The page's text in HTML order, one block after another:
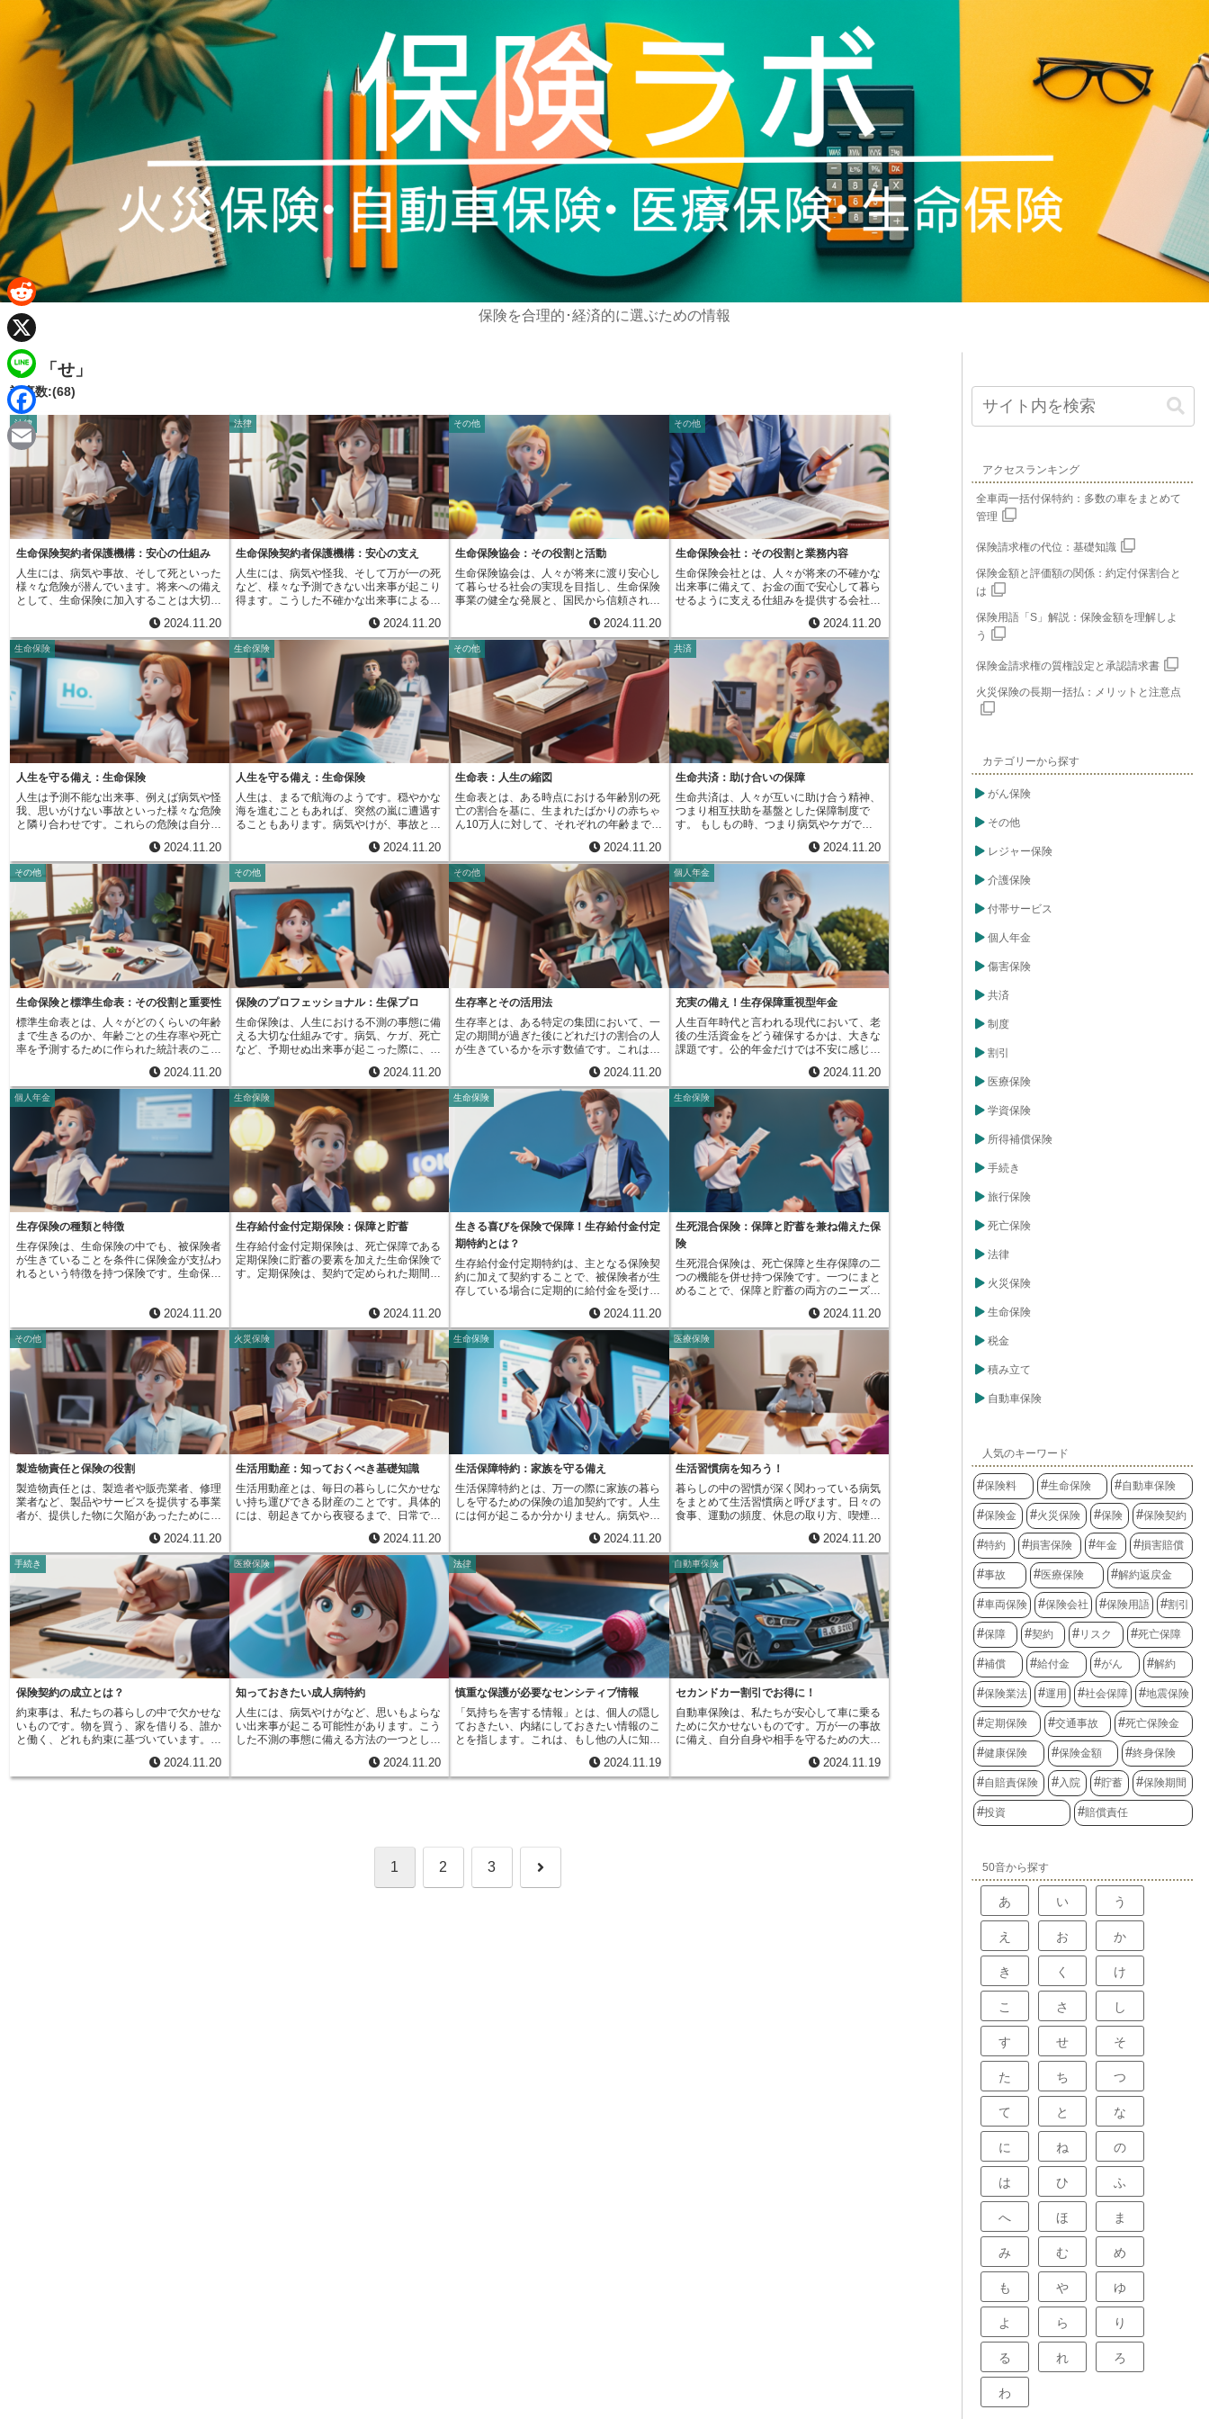
保険を合理的･経済的に選ぶための情報
「せ」
記事数:(68)
法律
生命保険契約者保護機構：安心の仕組み
人生には、病気や事故、そして死といった
様々な危険が潜んでいます。将来への備え
として、生命保険に加入することは大切な
るはずの保険会社が、経営難で事業を続け
られなくなったらどうなるのでしょうか？
保険金や給付金が受け取れなくなるので
は？という不安を抱える方もいらっしゃる
でしょう。そのような事態から契約者を守
るために存在するのが、生命保険契約者保
護機構です。この機構は、加入している保
険会社が万が一破綻した場合に、契約者の
権利を守り、生活の安定を図ることを目的
としています。生命保険会社は、法律によ
ってこの機構に加入することが義務付けら
れています。つまり、日本で営業している
なっているため、安心して生命保険に加入
することができるのです。では、具体的に
どのような保護を受けられるのでしょう
か？機構は、破綻した保険会社の責任準備
金の最大90％までを補償します。責任準備
金とは、将来の保険金や給付金の支払いに
備えて、保険会社が積み立てているお金の
ことです。例えば、あなたが受け取るはず
の保険金が100万円だった場合、機構は最
大で90万円までを補償します。ただし、責
任準備金は保険の種類や契約内容によって
異なりますので、補償される金額も契約に
よって変わることを理解しておく必要があ
ります。この生命保険契約者保護機構の存
在により、保険会社が破綻するという予期
せぬ事態に遭遇しても、契約者はある程度
の補償を受けることができます。安心して
将来設計を描き、日々の暮らしを送ること
ができるよう、この機構は重要な役割を担
っていると言えるでしょう。
2024.11.20
法律
生命保険契約者保護機構：安心の支え
人生には、病気や怪我、そして万が一の死
など、様々な予測できない出来事が起こり
得ます。こうした不確かな出来事による経
命保険は大切な役割を担っています。生命
保険に加入することで、将来への不安を軽
減し、安心して生活を送ることができると
言えるでしょう。しかし、もしも加入して
いる生命保険会社が倒産してしまったら、
せっかく備えていた保険金を受け取ること
ができないのではないか、という不安を抱
く方もいらっしゃるかもしれません。その
ような万一の事態から保険契約者を保護す
るために設立されたのが、生命保険契約者
保護機構です。この機構は、加入している
生命保険会社が経営破綻した場合に、保険
支払いを保証するという重要な役割を担っ
ています。生命保険会社は、法律によって
この機構に加入することが義務付けられて
います。つまり、日本で営業している全て
の生命保険会社はこの機構の会員であり、
その会社の保険に加入している方は、自動
的にこの機構の保護を受けることができま
す。機構の財源は、会員である生命保険会
社からの負担金によって賄われています。
万が一、生命保険会社が破綻した場合、機
構は破綻した会社の責任準備金をはじめ、
必要に応じて他の会員会社からの資金援助
なども活用し、保険契約者への支払いを確
実に行います。この仕組みのおかげで、私
たちは安心して生命保険に加入し、将来に
備えることができるのです。生命保険契約
者保護機構の存在は、私たちが安心して暮
らせる社会基盤の一つと言えるでしょう。
機構の役割を正しく理解し、生命保険を有
効に活用していくことが大切です。
2024.11.20
その他
生命保険協会：その役割と活動
生命保険協会は、人々が将来に渡り安心し
て暮らせる社会の実現を目指し、生命保険
事業の健全な発展と、国民から信頼される
ました。生命保険は、病気やケガ、死亡と
いった予期せぬ出来事が起きた際に、経済
的な負担を軽減し、生活を守るための大切
な備えです。協会は、この生命保険制度が
正しく機能し、人々の生活をしっかりと守
ることができるよう、様々な活動を行って
います。協会の活動は多岐に渡ります。ま
ず、生命保険に関する正しい知識を広める
ための啓発活動に力を入れています。セミ
ナーや講演会を開催したり、パンフレット
やウェブサイトを通じて情報を発信したり
することで、人々が生命保険の役割や仕組
ぶことができるよう支援しています。ま
た、生命保険会社が適切な事業運営を行う
ための指導や監督も行っています。これに
より、保険会社の健全性を保ち、契約者で
ある国民の利益を守っています。さらに、
社会保障制度との連携も重要な役割です。
公的保険と民間保険の役割分担を明確に
し、両者が協力することで、より充実した
保障制度の構築を目指しています。協会
は、これらの活動を通じて、国民生活の向
上に大きく貢献しています。生命保険は、
一人ひとりの人生設計を支えるとともに、
社会全体の安定にも寄与する重要な役割を
担っています。協会は、これからも国民か
ら信頼される生命保険制度の確立に向け
て、たゆまぬ努力を続けていきます。そし
て、誰もが安心して暮らせる社会の構築に
貢献していきます。
2024.11.20
その他
生命保険会社：その役割と業務内容
生命保険会社とは、人々が将来の不確かな
出来事に備えて、お金の面で安心して暮ら
せるように支える仕組みを提供する会社で
命保険業を営むことができ、その認可は内
閣総理大臣によって行われます。これは保
険業法という法律に基づいており、勝手に
生命保険業を営むことはできません。生命
保険会社は、契約を結んだ人と約束事を交
わします。この約束事は、契約者が亡くな
った時や、重い怪我や病気でそれ以上働け
なくなった時に、あらかじめ決めておいた
お金を、家族や本人に支払うというもので
す。生命保険会社は、こうしたお金の支払
いを通じて、人々が予期せぬ出来事によっ
て経済的に苦しくなるのを防ぎます。例え
れた家族の生活は大きな不安に直面しま
す。生命保険はそのような時に、残された
家族の生活を守るための大きな支えとなり
ます。また、近年では、亡くなった時の保
障だけでなく、病気や怪我で入院した時の
費用を保障するものや、老後の生活資金を
年金として受け取れるものなど、様々な種
類が登場しています。人々の暮らしが多様
化する中で、それぞれの状況に合わせた商
品を選ぶことができるようになっていま
す。このように生命保険は、人々が将来の
生活設計を考える上で、なくてはならない
ものとなっています。生命保険会社は、契
約者から集めたお金を大切に管理し、将来
の支払いに備える責任があります。集めた
お金は、安全かつ着実に運用されなければ
なりません。これは、契約者の信頼を守
り、生命保険制度全体がしっかりと機能し
ていくために、非常に大切なことです。
2024.11.20
生命保険
人生を守る備え：生命保険
人生は予測不能な出来事、例えば病気や怪
我、思いがけない事故といった様々な危険
と隣り合わせです。これらの危険は自分自
な影を落とす可能性があります。例えば、
家庭で主に収入を得ている人が病気や事故
で働けなくなると、たちまち家族の暮らし
は経済的に苦しくなるかもしれません。生
命保険は、このような思いがけない事態に
備えるための大切な役割を担っています。
万が一のことが起きた時でも、残された家
族が安心して暮らせるよう、お金の面で支
えとなるのです。具体的には、死亡保険金
によって残された家族の生活費や住宅ロー
ンの返済などを保障することができます。
また、入院や手術が必要になった場合に備
金の準備に役立つ貯蓄性の高い保険など、
様々な種類があります。生命保険は、一人
ひとりの状況や将来設計に合わせて選ぶこ
とが重要です。例えば、小さな子どもがい
る家庭では、万一の場合に備えて十分な死
亡保障を確保することが大切です。また、
老後の生活に不安がある方は、年金のよう
に定期的に収入を得られるタイプの保険を
検討するのも良いでしょう。さらに、医療
費の負担を軽減したい方は、入院や手術の
費用を保障する医療保険への加入を検討す
る価値があります。このように、生命保険
には様々な種類があり、保障内容も多岐に
わたります。自分に合った保険を選ぶため
には、保険の専門家に相談したり、複数の
保険商品を比較検討したりすることが大切
です。将来への備えとして、生命保険を賢
く活用しましょう。
2024.11.20
生命保険
人生を守る備え：生命保険
人生は、まるで航海のようです。穏やかな
海を進むこともあれば、突然の嵐に遭遇す
ることもあります。病気やけが、事故とい
う航海における嵐のようなものです。これ
らの出来事は、私たちの生活に大きな影響
を与え、場合によっては生活の基盤そのも
のを揺るがす可能性も秘めています。例え
ば、突然の病気やけがは、医療費や入院費
といった経済的な負担を強いるだけでな
く、働くことができなくなることで収入が
途絶えてしまうかもしれません。また、家
族の大黒柱が不慮の事故で亡くなってしま
った場合、残された家族の生活は大きな不
安に直面することになります。愛する家族
を守るためにも、将来起こりうるリスクに
重要な課題です。このようなリスクに備え
るための方法の一つとして、生命保険があ
ります。生命保険は、万一の際に家族の生
活を守ってくれる大切な役割を担っていま
す。例えば、死亡保険金は、残された家族
の生活費や住宅ローンの返済などに充てる
ことができます。また、医療保険は、病気
やけがによる入院費や手術費などの負担を
軽減してくれます。さらに、がん保険や介
護保険など、特定の病気や状況に備えた保
険も存在します。生命保険は、様々な種類
があり、保障内容も様々です。そのため、
自分のライフスタイルや家族構成、経済状
況などに合わせて、最適な保険を選ぶこと
が大切です。保険を選ぶ際には、保障内容
だけでなく、保険料の負担額についても十
分に検討する必要があります。安心して毎
日を過ごすためにも、生命保険についてし
っかりと理解し、自分に合った保険に加入
う。人生という航海を安全に進んでいくた
ちにとっての大切な羅針盤となるのです。
2024.11.20
その他
生命表：人生の縮図
生命表とは、ある時点における年齢別の死
亡の割合を基に、生まれたばかりの赤ちゃ
ん10万人に対して、それぞれの年齢まで生
とめた表のことです。この表は、人生をぎ
ゅっと凝縮したように表現したものとも言
え、人がどの年齢でどれくらいの人が亡く
なるのかという、生きる事と死ぬ事の移り
変わりを数字で示しています。生命表は
「死亡表」とも呼ばれ、人口の統計や公衆
衛生の学問、そして保険の計算など、色々
な分野で使われています。特に生命保険を
取り扱う会社では、保険料を計算する際の
重要な資料として使われています。生命表
の作成には、国が発表する人口動態統計が
用いられます。人口動態統計は出生数や死
減に関する基本的な統計です。生命表は、
この統計をもとに、各年齢における死亡率
を算出し、10万人が生まれたと仮定したと
きに、各年齢まで何人生き残り、何人が亡
くなるのかを計算します。例えば、0歳の
死亡率が0.2%だとすると、10万人のうち
200人が1歳になる前に亡くなると予測さ
れます。そして、9万9800人が1歳まで生
き残ると計算されます。これを各年齢につ
いて繰り返すことで、生命表が完成しま
す。生命表は、単なる統計の数字の集まり
ではなく、社会全体の健康状態や平均寿命
の変化を映し出す鏡のようなものです。平
均寿命が延びれば、高齢まで生存する人の
数が増え、生命表にもその変化が反映され
ます。また、特定の病気による死亡率が低
下すれば、その年齢の生存率が向上しま
す。このように、生命表は社会の状況を反
映し、私たちの暮らしに深く関わっている
と言えるでしょう。保険料の算出だけでな
く、医療政策や福祉政策など、様々な分野
で活用され、私たちの生活を支えているの
2024.11.20
共済
生命共済：助け合いの保障
生命共済は、人々が互いに助け合う精神、
つまり相互扶助を基盤とした保障制度で
す。 もしもの時、つまり病気やケガで入
てしまったりした場合に、共済金を受け取
ることができます。これは、加入者一人ひ
とりが毎月少しずつお金を出し合い、困っ
ている仲間をみんなで支える仕組みです。
まるで、昔ながらの村落共同体のように、
困った時はお互い様という精神で成り立っ
ています。生命共済は、営利を目的として
いない点が大きな特徴です。 加入者から
集めたお金は、共済金の支払いや事業運営
のために使われ、余剰金が出た場合は、加
入者に還元されたり、共済事業の充実のた
めに使われます。 これは、営利を追求す
生命保険会社は、集めたお金から利益を出
し、株主に配当金を支払う必要があります
が、生命共済は加入者全体の利益のために
運営されているため、より加入者に寄り添
った運営が期待できます。生命共済は、組
合員一人ひとりの加入によって成り立って
います。加入者は、共済制度の運営に参加
する権利を持ち、総会などを通して、運営
方針に意見を反映させることができます。
これは、加入者自身によって運営されてい
るという、生命共済ならではの大きなメリ
ットと言えるでしょう。現代社会におい
て、病気やケガ、死亡といった不測の事態
は誰にでも起こり得ます。 生命共済は、
そのようなリスクに備え、安心して暮らせ
るように、人々が支え合う仕組みを提供し
ています。まさに、相互扶助の精神を現代
に受け継いだ制度と言えるでしょう。
2024.11.20
その他
生命保険と標準生命表：その役割と重要性
標準生命表とは、人々がどのくらいの年齢
まで生きるのか、年齢ごとの生存率や死亡
率を予測するために作られた統計表のこと
険料を計算します。将来、保険金が支払わ
れる確率を正しく見積もるために、なくて
はならないものなのです。この表を作るに
は、たくさんの人の過去の死亡記録を使い
ます。国や地域、性別ごとに集められた膨
大な資料をもとに、各年齢における死亡率
を算出しています。一般的には年齢を重ね
るごとに死亡率は高くなりますが、医療の
進歩など様々な要因によって変化すること
もあります。標準生命表は、ただ統計的に
死亡率をまとめただけの表ではありませ
ん。生命保険料を計算する上で公平な基準
この表がなければ、保険会社は適切な保険
料を設定することが難しくなり、加入者に
とって不公平な負担が生じる可能性もあり
安定性を保つ上で欠かせないものとなって
います。標準生命表は定期的に見直され、
更新されます。これは社会状況の変化や医
療技術の進歩などによって、人々の寿命や
死亡率の傾向が変化するためです。常に最
新の情報を反映することで、より正確な死
亡率を予測し、適切な保険料を設定できる
ようにしています。標準生命表の用途は生
命保険の分野だけにとどまりません。年金
制度の設計や人口の将来予測など、様々な
分野で広く活用されています。私たちの生
活に深く関わり、社会保障制度全体を支え
る重要な役割を果たしていると言えるでし
ょう。
2024.11.20
その他
保険のプロフェッショナル：生保プロ
生命保険は、人生における不測の事態に備
える大切な仕組みです。病気、ケガ、死亡
など、予期せぬ出来事が起こった際に、経
おいて重要な役割を担っています。しか
し、生命保険商品は種類が多く、保障内容
や特約も複雑なため、自分に最適な保険を
選ぶのは容易ではありません。そこで、生
命保険の専門家である「生保プロ」の登場
です。「生保プロ」とは、生命保険を専門
に取り扱う代理店、もしくは生命保険販売
を主な業務とする代理店のことを指しま
す。彼らは生命保険のプロフェッショナル
として、お客様一人ひとりの状況やニーズ
を丁寧にヒアリングし、最適な保険プラン
を提案してくれます。生保プロの大きなメ
取り扱っている点です。特定の保険会社に
所属する担当者とは異なり、幅広い商品の
中から比較検討できます。そのため、保険
慮しながら、本当に自分に合った保険を選
ぶことが可能となります。また、生保プロ
は、複雑な保険商品を分かりやすく説明す
ることに長けています。専門用語を避け、
お客様の理解度に合わせた丁寧な説明を心
がけています。保険に加入する際の不安や
疑問を解消し、安心して契約できるようサ
ポートしてくれます。さらに、人生の転
機、例えば結婚、出産、住宅購入など、ラ
イフステージの変化に伴い、必要な保障内
容も変わってきます。生保プロは、定期的
な見直しを提案し、お客様のライフプラン
に合わせた最適な保障を継続的に提供して
くれます。保険は、万一の際に家族を守
り、将来の不安を軽減するためのもので
す。生保プロの力を借りて、自分に最適な
保険を選び、安心できる人生設計を送りま
2024.11.20
その他
生存率とその活用法
生存率とは、ある特定の集団において、一
定の期間が過ぎた後にどれだけの割合の人
が生きているかを示す数値です。これは、
たか、あるいは特定の手術の後、どれくら
い生きることができたかといったことを予
測する際に用いられます。この数値は、一
般的に百分率で示されます。例えば、５年
生存率が８０％というのは、診断を受けて
から５年後も生きている人の割合が８０％
であることを意味します。この生存率は、
病気の経過の見通しを立てたり、治療の方
法を決める上で、また医療の研究を進める
上でも、なくてはならない情報源となって
います。しかし、いくつか注意すべき点が
あります。まず、生存率は過去の情報に基
づいて計算されているため、将来どれくら
い生きられるかを保証するものではありま
せん。一人一人の体の状態や治療方法の進
歩など、様々な理由によって、実際に生き
られる期間は変わる可能性があります。ま
た、生存率は統計的な指標であるため、
個々の場合にそのまま当てはまるものでは
ありません。つまり、平均的な傾向を示す
ものであり、特定の個人が必ずその通りに
なるとは限らないということです。例え
ば、５年生存率が８０％であっても、同じ
病気と診断された人全員が５年以上生きら
れるわけではなく、逆に２０％の人は５年
以内に亡くなってしまう可能性があるとい
うことです。ですから、生存率はあくまで
も参考情報として捉え、医師とよく相談し
ながら、自分自身の状況に合わせた治療方
針や生活設計を考えることが大切です。生
存率は、多くの人の情報をまとめた統計的
な数値であることを理解し、過度に楽観視
したり、悲観視したりすることなく、冷静
に受け止めることが重要です。
2024.11.20
個人年金
充実の備え！生存保障重視型年金
人生百年時代と言われる現代において、老
後の生活資金をどう確保するかは、大きな
課題です。公的年金だけでは不安に感じる
保険への関心が高まっています。その中で
も、「生存保障重視型」は、生きている間
の保障に重点を置いた個人年金保険です。
従来の個人年金保険は、万が一の時のため
の死亡保障も重要な要素でした。しかし、
生存保障重視型は、長生きすることによる
経済的な不安の軽減に主眼を置いていま
す。つまり、受け取る年金の金額をより多
く設定することで、老後の生活を安定的に
送れるように設計されているのです。具体
的には、契約者が生存している限り、一定
期間または終身、年金を受け取ることがで
きます。そのため、長生きすればするほ
ど、受け取る年金の総額は大きくなりま
す。公的年金に上乗せすることで、ゆとり
ある老後生活を送るための資金として活用
できます。また、病気やケガで働けなくな
った場合の備えとしても有効です。ただ
し、死亡保障は最低限、もしくは全く無い
場合もあるため、遺族への保障を重視する
場合は、他の保険商品と組み合わせるなど
の検討が必要です。将来のライフプランや
経済状況に合わせて、ご自身に合った保障
内容を選ぶことが大切です。生存保障重視
型は、老後の生活資金を確保することに重
点を置いた商品ですので、長生きリスクへ
の備えとして検討してみてはいかがでしょ
うか。
2024.11.20
個人年金
生存保険の種類と特徴
生存保険は、生命保険の中でも、被保険者
が生きていることを条件に保険金が支払わ
れるという特徴を持つ保険です。生命保険
保険は、契約で定められた期間の終わりま
で被保険者が生存していた場合に、保険金
を受け取ることができます。この保険は、
生きているという事実自体が保険金支払い
の条件となるため、病気やケガによる入院
などとは保障の目的が異なります。将来の
出来事に対して計画的に備えるための資金
づくりに向いており、老後の生活費や子供
の教育費など、様々な目的で活用できま
す。例えば、子供が大学に進学する時の学
費を準備するために、今から加入しておく
ことも可能です。将来のライフイベントに
合わせて、必要な時期にまとまったお金を
受け取れるため、計画的に人生設計を進め
る上で大きな助けとなります。子供が将来
独立する時に贈与する資金として利用す
る、といった使い方も考えられます。ま
た、保険の種類によっては、契約を途中で
解約した場合でも、解約返戻金を受け取れ
るものもあります。急な出費が必要になっ
た時などに、この解約返戻金は役立ちま
す。ただし、全ての生存保険が解約返戻金
を持つわけではありません。さらに、解約
返戻金を受け取れる場合でも、払い込んだ
保険料の総額よりも少ない金額しか戻って
こない場合もあります。そのため、契約を
結ぶ前に、契約内容をしっかりと確認して
おくことが大切です。保障内容だけでな
く、解約時の条件なども含めて、きちんと
理解した上で加入を検討しましょう。
2024.11.20
生命保険
生存給付金付定期保険：保障と貯蓄
生存給付金付定期保険は、死亡保障である
定期保険に貯蓄の要素を加えた生命保険で
す。定期保険は、契約で定められた期間中
で、生存給付金付定期保険は、契約期間中
に被保険者が生存していた場合にも、一定
期間ごとに生存給付金を受け取ることがで
きます。この生存給付金は、例えば３年ご
と、５年ごとといった一定の期間で受け取
ることが設定されており、その金額は保険
会社や契約内容によって異なります。一般
的には１０万円や２０万円といった金額が
設定されていることが多いです。この生存
給付金は、子どもの教育資金や住宅購入資
金、老後の生活資金など、将来の様々なラ
イフイベントに活用することができます。
受け取った給付金をすぐに使うこともでき
ますし、将来のために貯蓄しておくことも
可能です。一部の保険会社では、受け取っ
た給付金をそのまま保険会社に預けておく
ことで、利息を付けて運用できる場合もあ
ります。生存給付金付定期保険は、定期保
険の保障に加えて、計画的に貯蓄ができる
というメリットがあります。しかし、通常
の定期保険に比べて保険料が高くなる傾向
があります。そのため、必要な保障額や将
来の資金計画などを考慮し、自身に合った
保険を選ぶことが大切です。保障内容や保
険料、給付金の受け取り方など、詳しい内
容は各保険会社の商品概要や約款などで確
認するようにしましょう。
2024.11.20
生命保険
生きる喜びを保険で保障！生存給付金付定
期特約とは？
生存給付金付定期特約は、主となる保険契
約に加えて契約することで、被保険者が生
存している場合に定期的に給付金を受け取
際の保障に加えて、人生における様々な出
来事や将来の計画に活用できる資金を準備
できるという利点があります。この特約で
受け取ることができる生存給付金は、お子
さんの教育資金として学校へ入る費用や、
住宅購入時の頭金、あるいは老後の生活資
金など、様々な目的に利用できます。例え
ば、お子さんが大学に進学する際に必要と
なる入学金や授業料に充てる、住宅ローン
を組む際の頭金の一部に充てて月々の返済
額を軽減する、あるいは老後の生活費の足
しにするなど、将来のライフプランに合わ
期特約は単独では契約できず、必ず他の保
険契約に付加する形で利用します。例え
ば、死亡保障を主契約とした生命保険など
に付加する形で契約します。保障内容や給
付金の受け取り方法は契約によって様々で
すので、ご自身の状況や希望に合ったもの
を選ぶことが大切です。契約時には、給付
金の受け取り時期（例えば、毎年、数年ご
と、または特定の年齢到達時など）や回
数、そして金額などをしっかりと確認しま
しょう。受け取り時期や回数は、契約内容
によって、例えば、契約から一定期間経過
後、毎年受け取れる場合や、数年に一度ま
とめて受け取れる場合、あるいは特定の年
齢に到達した時などに受け取れる場合があ
ります。また、給付金の金額も契約によっ
て異なります。将来のライフプランを踏ま
え、必要な時期に必要な金額を受け取れる
ように、担当者とよく相談し、ご自身に最
実現のために、この特約を有効に活用する
ことを検討してみてはいかがでしょうか。
2024.11.20
生命保険
生死混合保険：保障と貯蓄を兼ね備えた保
険
生死混合保険は、死亡保障と生存保障の二
つの機能を併せ持つ保険です。一つにまと
めることで、保障と貯蓄の両方のニーズに
ついて説明します。保険期間中に、被保険
者が不幸にも亡くなってしまった場合、ま
たは病気やケガによって高度障害状態にな
ってしまった場合に、死亡保険金が受取人
に支払われます。これは、残された家族の
生活費や住宅ローンの返済など、不測の事
態による経済的な負担を軽減するための備
えとなります。次に、生存保障について説
明します。契約時に将来の特定の時期、例
えば10年後や20年後といった満期日を定
めておきます。その満期日に被保険者が生
存していた場合、生存保険金が支払われま
住宅の購入資金、老後の生活資金など、将
来の様々なライフイベントに活用すること
ができます。人生設計に合わせて計画的に
資金を準備できるというメリットがありま
す。このように、生死混合保険は、万一の
場合の備えと将来のための資金づくりを同
時に行えるという利点があります。例え
ば、子供が生まれたばかりで教育資金を準
備したいけれど、万一の場合の備えもして
おきたいという若い世代のご夫婦や、老後
の生活資金を準備しながら、残された家族
への備えも考えておきたいという方に向い
ていると言えるでしょう。ただし、保険料
は死亡保障のみの保険に比べて高額になる
傾向があります。また、中途解約すると、
払い込んだ保険料よりも受け取れる金額が
少なくなる場合があるので、契約内容をよ
く確認することが大切です。
2024.11.20
その他
製造物責任と保険の役割
製造物責任とは、製造者や販売業者、修理
業者など、製品やサービスを提供する事業
者が、提供した物に欠陥があったために、
財産に損害を与えてしまった場合に、その
事業者が負うべき法的責任のことを指しま
す。この制度は、消費者を保護するために
重要な役割を果たしており、事業者には安
全な製品やサービスを提供する責任がある
ことを明確に示しています。具体例を挙げ
ると、欠陥のあるおもちゃで子供が怪我を
した場合を考えてみましょう。この場合、
おもちゃを作った製造業者や、それを売っ
た販売業者は、子供の怪我に対する責任を
問われる可能性があります。また、誤った
修理によって機械が壊れ、周りの設備に損
害に対する責任を負う可能性があります。
製造物責任は、製品の設計から製造、販
売、そして修理に至るまで、あらゆる段階
での欠陥を対象としています。例えば、設
計の段階で安全性を十分に考慮していなか
2024.11.20
火災保険
生活用動産：知っておくべき基礎知識
生活用動産とは、毎日の暮らしに欠かせな
い持ち運びできる財産のことです。具体的
には、朝起きてから夜寝るまで、日常で使
朝、目覚まし時計の音で目を覚まし、洋服
ダンスから服を取り出して着替えます。朝
食の準備には、冷蔵庫から食材を取り出
し、電子レンジで温めます。これらの時
計、洋服、冷蔵庫、電子レンジはすべて生
活用動産です。家の中を見渡してみましょ
う。居間にある椅子や机、寝室の布団やた
んす、台所にある食器棚やお鍋、これらも
すべて生活用動産です。さらに、趣味で使
う道具、例えばピアノや絵の具、釣り竿な
ども含まれます。通勤に使う自動車や自転
車も、生活に必要であれば生活用動産とみ
度、通勤用の車、衣服などを例に挙げてい
ます。このように、生活用動産は私たちの
生活を支え、より豊かにするための様々な
物を指します。宝石や貴金属などの高価な
物であっても、日常生活で使用していれ
礎控除額の計算に関わるため、どのような
物が生活用動産に該当するのかを正しく理
2024.11.20
生命保険
生活保障特約：家族を守る備え
生活保障特約とは、万一の際に家族の暮ら
しを守るための保険の追加契約です。人生
には何が起こるか分かりません。病気や事
てしまったりするかもしれません。そんな
不測の事態に備え、残された家族の生活を
守るための手段として、生活保障特約は重
要な役割を果たします。この特約は、契約
者が死亡、または高度障害状態になった場
合に、毎月、または毎年、一定額のお金を
受け取ることができるというものです。ま
るで、亡くなった人が毎月お給料を家に持
ち帰ってくれるかのように、安定した収入
源を確保できるのです。このお金は、遺さ
れた家族の生活費や子供の教育費、住宅ロ
ーンの返済など、様々な用途に充てること
して暮らせるよう支えてくれるでしょう。
受け取る金額や期間は、契約時に自由に設
定できます。例えば、子供が独立するまで
の期間、あるいは住宅ローンの返済が終わ
るまでの期間など、家族の状況や将来設計
より穏やかな暮らしを送るための一助とな
るでしょう。不測の事態は誰にでも起こり
2024.11.20
医療保険
生活習慣病を知ろう！
暮らしの中の習慣が深く関わっている病気
をまとめて生活習慣病と呼びます。日々の
食事、運動の頻度、休息の取り方、喫煙の
ように暮らしているかが、病気を引き起こ
す大きな原因となります。以前はこれらの
病気をまとめて成人病と呼んでいました。
しかし、大人になってからでも生活習慣を
改めることで病気を防ぐことができるこ
と、また大人になる前から発症する可能性
もあることから、1996年に厚生省（今の
厚生労働省）が生活習慣病という呼び方に
改めるように提案しました。この名前の変
更には、生活習慣を良くすることが病気を
防ぐ上でとても大切だという強い思いが込
められています。生活習慣病には、様々な
高血圧、脂質異常症（高脂血症）、糖尿
病、肥満などがあげられます。これらの病
気は、動脈硬化という血管の病気を進行さ
せる大きな要因となります。動脈硬化は、
血管が硬くもろくなる病気で、血管が詰ま
2024.11.20
手続き
保険契約の成立とは？
約束事は、私たちの暮らしの中で欠かせな
いものです。物を買う、家を借りる、誰か
と働く、どれも約束に基づいています。こ
になることを、契約の成立と言います。例
えば、みかんを買いたい人が「このみかん
2024.11.20
医療保険
知っておきたい成人病特約
人生には、病気やけがなど、思いもよらな
い出来事が起こる可能性があります。こう
した不測の事態に備える方法の一つとし
命保険は、万一の際に残された家族の生活
を守るための重要な役割を果たします。生
内容を充実させることができます。数ある
特約の中でも、近年関心が高まっているの
が成人病特約です。成人病特約は、がんや
心疾患、脳血管疾患などの特定の病気にな
2024.11.20
法律
慎重な保護が必要なセンシティブ情報
「気持ちを害する情報」とは、個人の隠し
ておきたい、内緒にしておきたい情報のこ
とを指します。これは、もし他の人に知ら
被る可能性のある、非常に大切な情報で
す。具体的にはどのような情報が含まれる
知られることで、誤解されたり、偏見の目
で見られたりするかもしれません。次に、
その人が社会の中でどのような立場にいる
かに関する情報です。例えば、所属してい
2024.11.19
自動車保険
セカンドカー割引でお得に！
自動車保険は、私たちが安心して車に乗る
ために欠かせないものです。万が一の事故
に備え、自分自身や相手を守るための大切
台所有している場合、それぞれの車に保険
をかけるとなると、保険料の負担が大きく
2024.11.19
1 2 3 次
アクセスランキング
全車両一括付保特約：多数の車をまとめて
管理
保険請求権の代位：基礎知識
保険金額と評価額の関係：約定付保割合と
は
保険用語「S」解説：保険金額を理解しよ
う
保険金請求権の質権設定と承認請求書
火災保険の長期一括払：メリットと注意点
カテゴリーから探す
がん保険
その他
レジャー保険
介護保険
付帯サービス
個人年金
傷害保険
共済
制度
割引
医療保険
学資保険
所得補償保険
手続き
旅行保険
死亡保険
法律
火災保険
生命保険
税金
積み立て
自動車保険
人気のキーワード
保険料 生命保険 自動車保険
保険金 火災保険 保険 保険契約
特約 損害保険 年金 損害賠償
事故 医療保険 解約返戻金
車両保険 保険会社 保険用語 割引
保障 契約 リスク 死亡保障
補償 給付金 がん 解約
保険業法 運用 社会保障 地震保険
定期保険 交通事故 死亡保険金
健康保険 保険金額 終身保険
自賠責保険 入院 貯蓄 保険期間
投資 賠償責任
50音から探す
あ い う
え お か
き く け
こ さ し
す せ そ
た ち つ
て と な
に ね の
は ひ ふ
へ ほ ま
み む め
も や ゆ
よ ら り
る れ ろ
わ
R
e
d
d
i
t
X
L
n
e
F
c
e
b
E
a